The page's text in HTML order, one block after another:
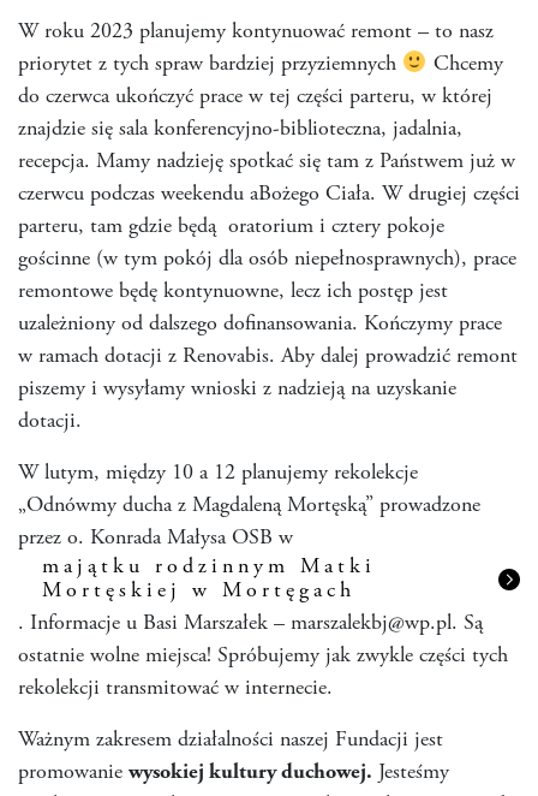
W roku 2023 planujemy kontynuować remont – to nasz
priorytet z tych spraw bardziej przyziemnych
Chcemy
do czerwca ukończyć prace w tej części parteru, w której
znajdzie się sala konferencyjno-biblioteczna, jadalnia,
recepcja. Mamy nadzieję spotkać się tam z Państwem już w
czerwcu podczas weekendu aBożego Ciała. W drugiej części
parteru, tam gdzie będą oratorium i cztery pokoje
gościnne (w tym pokój dla osób niepełnosprawnych), prace
remontowe będę kontynuowne, lecz ich postęp jest
uzależniony od dalszego dofinansowania. Kończymy prace
w ramach dotacji z Renovabis. Aby dalej prowadzić remont
piszemy i wysyłamy wnioski z nadzieją na uzyskanie
dotacji.
W lutym, między 10 a 12 planujemy rekolekcje
„Odnówmy ducha z Magdaleną Mortęską” prowadzone
przez o. Konrada Małysa OSB w
majątku rodzinnym Matki
Mortęskiej w Mortęgach
. Informacje u Basi Marszałek – marszalekbj@wp.pl. Są
ostatnie wolne miejsca! Spróbujemy jak zwykle części tych
rekolekcji transmitować w internecie.
Ważnym zakresem działalności naszej Fundacji jest
promowanie wysokiej kultury duchowej. Jesteśmy